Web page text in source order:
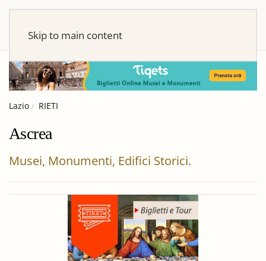
Skip to main content
Lazio RIETI
Ascrea
Musei, Monumenti, Edifici Storici.